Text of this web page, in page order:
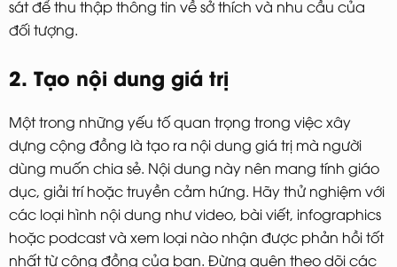
sát để thu thập thông tin về sở thích và nhu cầu của
đối tượng.
2. Tạo nội dung giá trị
Một trong những yếu tố quan trọng trong việc xây
dựng cộng đồng là tạo ra nội dung giá trị mà người
dùng muốn chia sẻ. Nội dung này nên mang tính giáo
dục, giải trí hoặc truyền cảm hứng. Hãy thử nghiệm với
các loại hình nội dung như video, bài viết, infographics
hoặc podcast và xem loại nào nhận được phản hồi tốt
nhất từ cộng đồng của bạn. Đừng quên theo dõi các